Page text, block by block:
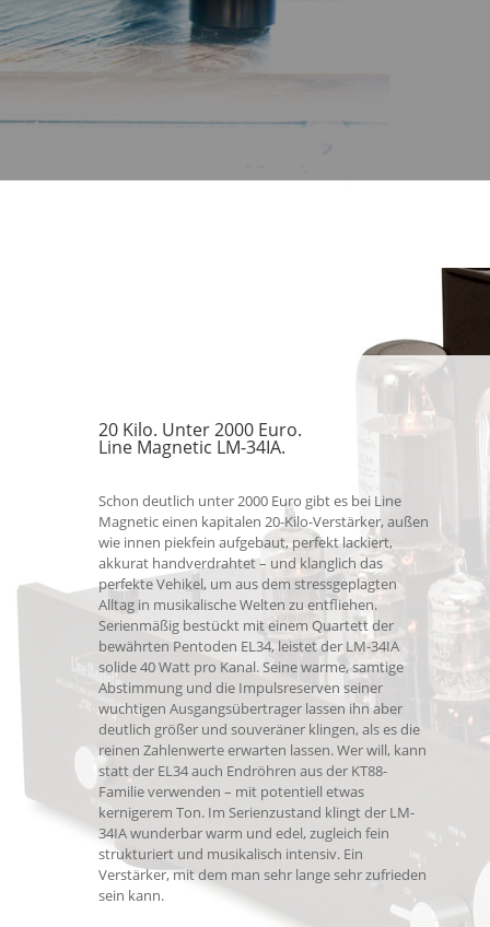
20 Kilo. Unter 2000 Euro.
Line Magnetic LM-34IA.
Schon deutlich unter 2000 Euro gibt es bei Line
Magnetic einen kapitalen 20-Kilo-Verstärker, außen
wie innen piekfein aufgebaut, perfekt lackiert,
akkurat handverdrahtet – und klanglich das
perfekte Vehikel, um aus dem stressgeplagten
Alltag in musikalische Welten zu entfliehen.
Serienmäßig bestückt mit einem Quartett der
bewährten Pentoden EL34, leistet der LM-34IA
solide 40 Watt pro Kanal. Seine warme, samtige
Abstimmung und die Impulsreserven seiner
wuchtigen Ausgangsübertrager lassen ihn aber
deutlich größer und souveräner klingen, als es die
reinen Zahlenwerte erwarten lassen. Wer will, kann
statt der EL34 auch Endröhren aus der KT88-
Familie verwenden – mit potentiell etwas
kernigerem Ton. Im Serienzustand klingt der LM-
34IA wunderbar warm und edel, zugleich fein
strukturiert und musikalisch intensiv. Ein
Verstärker, mit dem man sehr lange sehr zufrieden
sein kann.